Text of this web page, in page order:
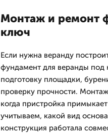
Монтаж и ремонт
ключ
Если нужна веранду
фундамент для веранды под
подготовку площадки,
проверку прочности.
когда пристройка
учитываем, какой вид
конструкция работала